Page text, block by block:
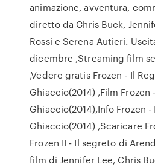
animazione, avventura,
diretto da Chris Buck,
Rossi e Serena Autieri.
dicembre ,Streaming film
,Vedere gratis Frozen - Il
Ghiaccio(2014) ,Film Frozen
Ghiaccio(2014),Info Frozen
Ghiaccio(2014) ,Scaricare
Frozen II - Il segreto di
film di Jennifer Lee, Chris